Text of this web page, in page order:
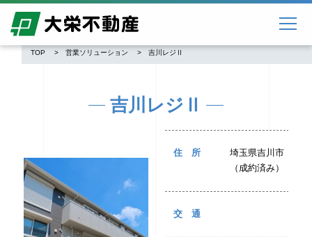
TOP 営業ソリューション 吉川レジⅡ
吉川レジⅡ
住所
埼玉県吉川市
（成約済み）
交通